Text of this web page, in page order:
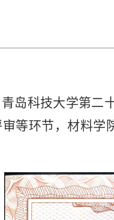
岛科技大学第二
等环节，材料学